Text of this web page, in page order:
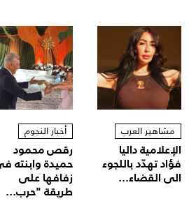
مشاهير العرب
الإعلامية داليا
فؤاد تهدّد باللجوء
الى القضاء...
أخبار النجوم
رقص محمود
حميدة وابنته
زفافها على
طريقة "حرب...